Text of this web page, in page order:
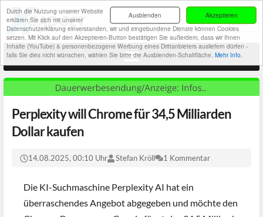
Akzeptieren
Ausblenden
Durch die Nutzung unserer Website
erklären Sie sich mit unserer
Datenschutzerklärung einverstanden, wir und eingebundene Dienste können Cookies
setzen. Mit Klick auf den Akzeptieren-Button bestätigen Sie außerdem, dass wir Ihnen
Inhalte (YouTube) & personenbezogene Werbung eines Drittanbieters ausliefern dürfen -
falls Sie dies nicht wünschen, wählen Sie bitte die Ausblenden-Schaltfläche. Mehr Info.
Perplexity will Chrome für 34,5 Milliarden
Dollar kaufen
14.08.2025, 00:10 Uhr Stefan Kröll 1 Kommentar
Die KI-Suchmaschine Perplexity AI hat ein
überraschendes Angebot abgegeben und möchte den